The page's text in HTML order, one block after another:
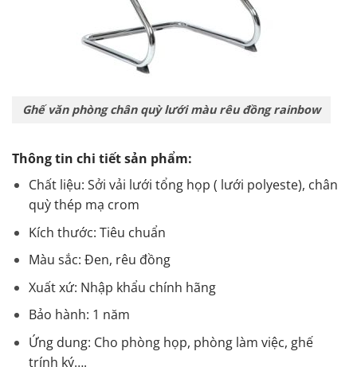
Ghế văn phòng chân quỳ lưới màu rêu đồng rainbow
Thông tin chi tiết sản phẩm:
Chất liệu: Sởi vải lưới tổng họp ( lưới polyeste), chân
quỳ thép mạ crom
Kích thước: Tiêu chuẩn
Màu sắc: Đen, rêu đồng
Xuất xứ: Nhập khẩu chính hãng
Bảo hành: 1 năm
Ứng dung: Cho phòng họp, phòng làm việc, ghế
trính ký….